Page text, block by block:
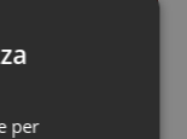
resistente:
innovative
per